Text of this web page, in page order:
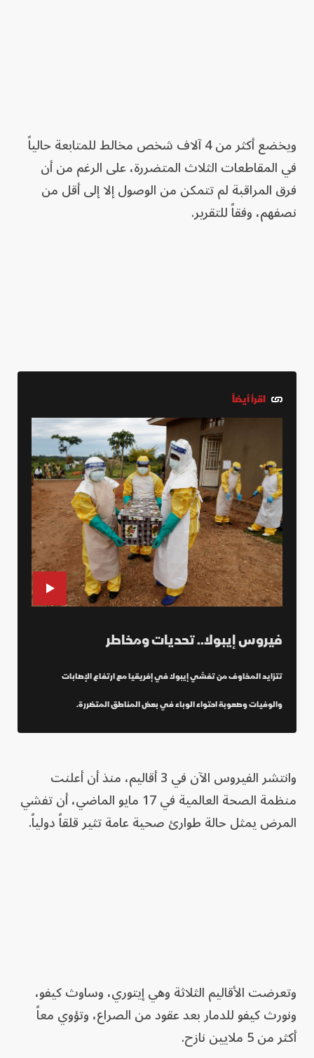
ويخضع أكثر من 4 آلاف شخص مخالط للمتابعة حالياً
في المقاطعات الثلاث المتضررة، على الرغم من أن
فرق المراقبة لم تتمكن من الوصول إلا إلى أقل من
نصفهم، وفقاً للتقرير.
اقرأ أيضاً
فيروس إيبولا.. تحديات ومخاطر
تتزايد المخاوف من تفشي إيبولا في إفريقيا مع ارتفاع الإصابات
والوفيات وصعوبة احتواء الوباء في بعض المناطق المتضررة.
وانتشر الفيروس الآن في 3 أقاليم، منذ أن أعلنت
منظمة الصحة العالمية في 17 مايو الماضي، أن تفشي
المرض يمثل حالة طوارئ صحية عامة تثير قلقاً دولياً.
وتعرضت الأقاليم الثلاثة وهي إيتوري، وساوث كيفو،
ونورث كيفو للدمار بعد عقود من الصراع، وتؤوي معاً
أكثر من 5 ملايين نازح.